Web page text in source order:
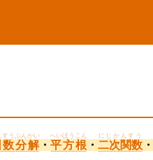
数分解
すうぶんかい
・ 平方根
へいほうこん
・ 二次関数
にじかんすう
・